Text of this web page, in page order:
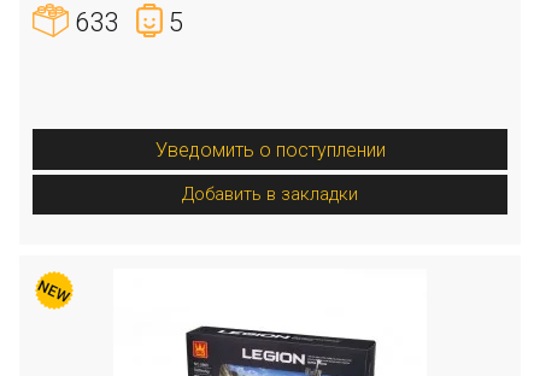
633 5
Уведомить о поступлении
Добавить в закладки